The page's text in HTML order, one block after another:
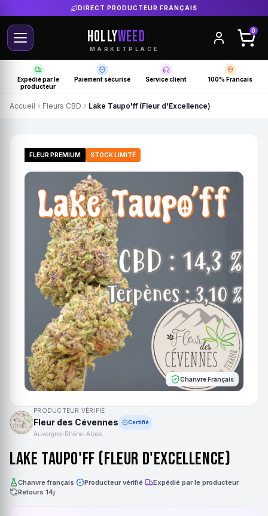
DIRECT PRODUCTEUR FRANÇAIS
HOLLYWEED
MARKETPLACE
0
Expédié par le
producteur
Paiement sécurisé Service client 100% Francais
Accueil Fleurs CBD Lake Taupo'ff (Fleur d'Excellence)
FLEUR PREMIUM STOCK LIMITÉ
Chanvre Français
PRODUCTEUR VÉRIFIÉ
Fleur des Cévennes Certifié
Auvergne-Rhône-Alpes
Lake Taupo'ff (Fleur d'Excellence)
Chanvre français Producteur vérifié Expédié par le producteur·
Retours 14j